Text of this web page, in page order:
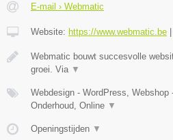
E-mail › Webmatic
Website: https://www.webmatic.be |
Webmatic bouwt succesvolle
groei. Via ▼
Webdesign - WordPress,
Onderhoud, Online ▼
Openingstijden ▼